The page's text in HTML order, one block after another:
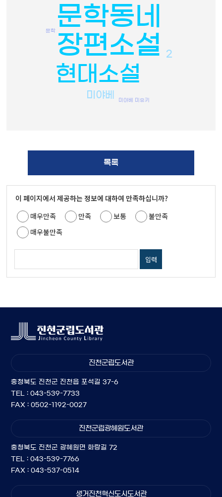
문학동네
장편소설
현대소설
2
미야베
문학
미야베 미유키
목록
이 페이지에서 제공하는 정보에 대하여 만족하십니까?
매우만족
만족 보통
불만족
매우불만족
진천군립도서관
충청북도 진천군 진천읍 포석길 37-6
TEL : 043-539-7733
FAX : 0502-1192-0027
진천군립광혜원도서관
충청북도 진천군 광혜원면 화랑길 72
TEL : 043-539-7766
FAX : 043-537-0514
생거진천혁신도시도서관